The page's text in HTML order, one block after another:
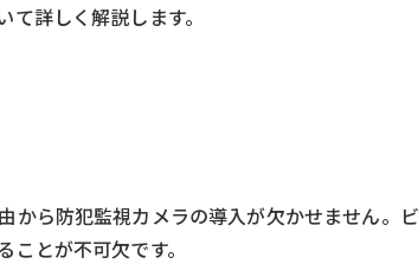
詳しく解説します。
から防犯監視カメラの導入が欠かせません。
とが不可欠です。